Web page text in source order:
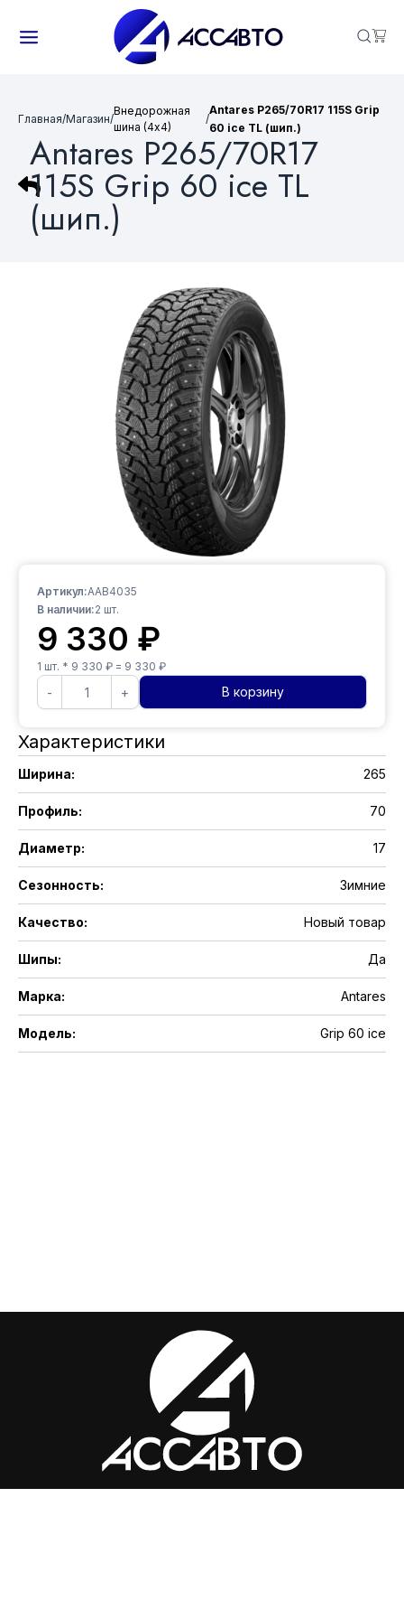
Главная/Магазин/
Внедорожная
шина (4х4)
/
Antares P265/70R17 115S Grip
60 ice TL (шип.)
Antares P265/70R17
115S Grip 60 ice TL
(шип.)
Характеристики
Ширина: 265
Профиль: 70
Диаметр: 17
Сезонность: Зимние
Качество: Новый товар
Шипы: Да
Марка: Antares
Модель: Grip 60 ice
Артикул:AAB4035
В наличии:2 шт.
9 330 ₽
1 шт. * 9 330 ₽ = 9 330 ₽
- + В корзину